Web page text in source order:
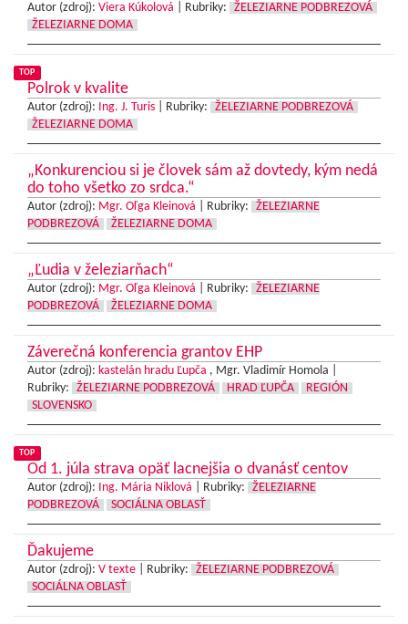
Autor (zdroj): Viera Kúkolová Rubriky:
ŽELEZIARNE PODBREZOVÁ
ŽELEZIARNE DOMA
TOP
Polrok v kvalite
Autor (zdroj): Ing. J. Turis Rubriky:
ŽELEZIARNE PODBREZOVÁ
ŽELEZIARNE DOMA
„Konkurenciou si je človek sám až dovtedy, kým nedá
do toho všetko zo srdca.“
Autor (zdroj): Mgr. Oľga Kleinová Rubriky:
ŽELEZIARNE
PODBREZOVÁ
ŽELEZIARNE DOMA
„Ľudia v železiarňach“
Autor (zdroj): Mgr. Oľga Kleinová Rubriky:
ŽELEZIARNE
PODBREZOVÁ
ŽELEZIARNE DOMA
Záverečná konferencia grantov EHP
Autor (zdroj): kastelán hradu Ľupča , Mgr. Vladimír Homola |
Rubriky:
ŽELEZIARNE PODBREZOVÁ HRAD ĽUPČA
REGIÓN
SLOVENSKO
TOP
Od 1. júla strava opäť lacnejšia o dvanásť centov
Autor (zdroj): Ing. Mária Niklová Rubriky:
ŽELEZIARNE
PODBREZOVÁ
SOCIÁLNA OBLASŤ
Ďakujeme
Autor (zdroj): V texte Rubriky:
ŽELEZIARNE PODBREZOVÁ
SOCIÁLNA OBLASŤ